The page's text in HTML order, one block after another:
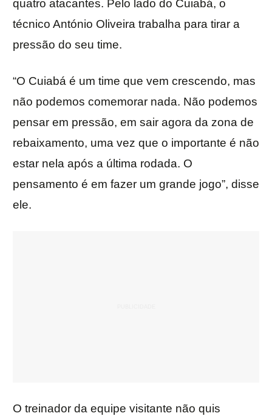
quatro atacantes. Pelo lado do Cuiabá, o
técnico António Oliveira trabalha para tirar a
pressão do seu time.
“O Cuiabá é um time que vem crescendo, mas
não podemos comemorar nada. Não podemos
pensar em pressão, em sair agora da zona de
rebaixamento, uma vez que o importante é não
estar nela após a última rodada. O
pensamento é em fazer um grande jogo”, disse
ele.
O treinador da equipe visitante não quis